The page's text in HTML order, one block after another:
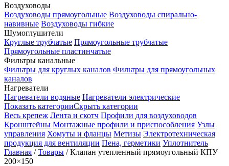
Воздуховоды
Воздуховоды прямоугольные Воздуховоды спирально-
навивные Воздуховоды гибкие
Шумоглушители
Круглые трубчатые Прямоугольные трубчатые
Прямоугольные пластинчатые
Фильтры канальные
Фильтры для круглых каналов Фильтры для прямоугольных
каналов
Нагреватели
Нагреватели водяные Нагреватели электрические
Показать категорииСкрыть категории
Весь крепеж Лента и скотч Профили для воздуховодов
Кронштейны Монтажные профили и приспособления Узлы
управления Хомуты и фланцы Метизы Электротехническая
продукция для вентиляции Пена, герметики Уплотнитель
Главная /Товары /Клапан утепленный прямоугольный КПУ
200×150